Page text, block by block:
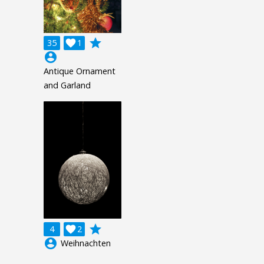
35 1

grade
account_circle
Antique Ornament
and Garland
4 2

grade
account_circle Weihnachten